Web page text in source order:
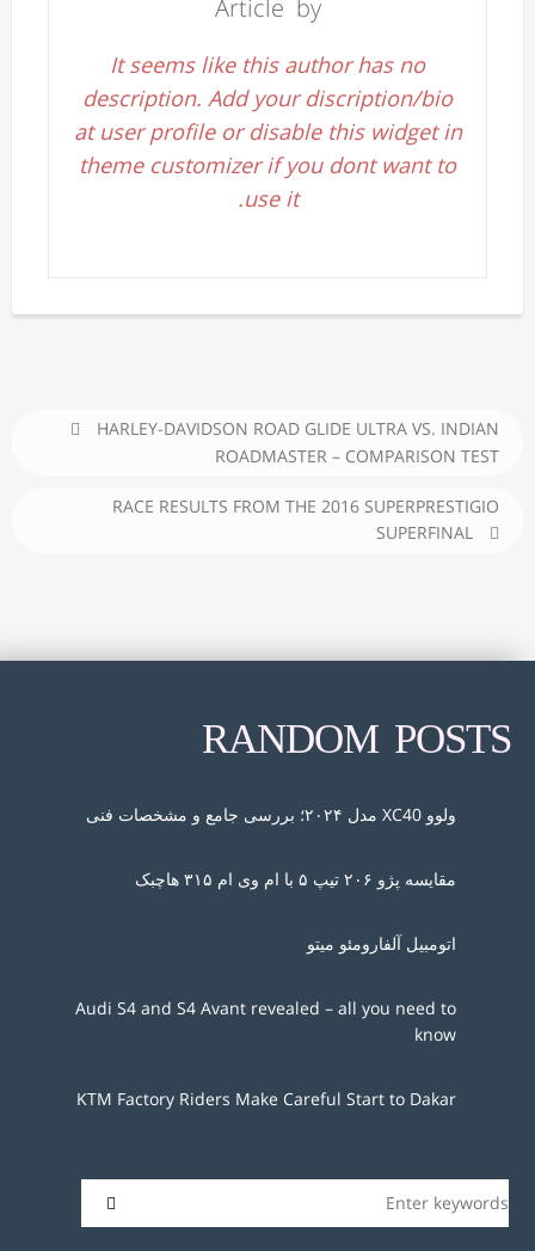
Article by
It seems like this author has no
description. Add your discription/bio
at user profile or disable this widget in
theme customizer if you dont want to
use it.
HARLEY-DAVIDSON ROAD GLIDE ULTRA VS. INDIAN
ROADMASTER – COMPARISON TEST
RACE RESULTS FROM THE 2016 SUPERPRESTIGIO
SUPERFINAL
RANDOM POSTS
ولوو XC40 مدل ۲۰۲۴؛ بررسی جامع و مشخصات فنی
مقایسه پژو ۲۰۶ تیپ ۵ با ام وی ام ۳۱۵ هاچبک
اتومبیل آلفارومئو میتو
Audi S4 and S4 Avant revealed – all you need to
know
KTM Factory Riders Make Careful Start to Dakar